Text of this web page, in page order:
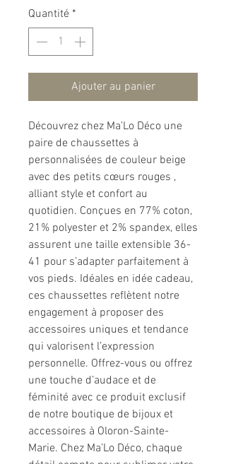
Quantité *
Ajouter au panier
Découvrez chez Ma’Lo Déco une
paire de chaussettes à
personnalisées de couleur beige
avec des petits cœurs rouges ,
alliant style et confort au
quotidien. Conçues en 77% coton,
21% polyester et 2% spandex, elles
assurent une taille extensible 36-
41 pour s’adapter parfaitement à
vos pieds. Idéales en idée cadeau,
ces chaussettes reflètent notre
engagement à proposer des
accessoires uniques et tendance
qui valorisent l’expression
personnelle. Offrez-vous ou offrez
une touche d’audace et de
féminité avec ce produit exclusif
de notre boutique de bijoux et
accessoires à Oloron-Sainte-
Marie. Chez Ma’Lo Déco, chaque